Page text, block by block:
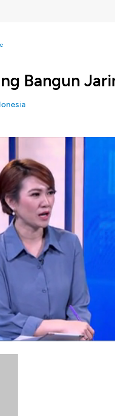
Bangun
26 tahun vakum, Perum
berjudul "Kuambil Lagi
film di tanah air. Lantas
depan?
bersama dengan
Utama Perum Produksi Film
2019) berikut ini.
#strategi bisnis